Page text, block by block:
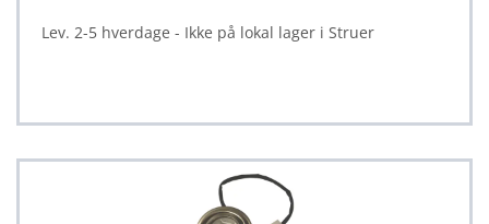
Lev. 2-5 hverdage - Ikke på lokal lager i Struer